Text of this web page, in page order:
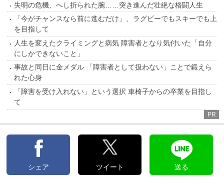
失明の危機、へし折られた腕……突き進んだ壮絶な格闘人生
「今がチャンスなら前に進むだけ」、ラグビーでもスキーでも上
を目指して
人生を変えたクライミングと病気 障害者となり気付いた「自分
にしかできないこと」
事故と同日に金メダル 「障害者として扱わない」ことで鍛えら
れた心身
「障害を受け入れない」という選択 車椅子からの卒業を目指し
て
PR
シェア ツイート 送る